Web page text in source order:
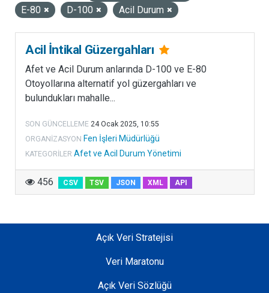
E-80
D-100 Acil Durum
Acil İntikal Güzergahları
Afet ve Acil Durum anlarında D-100 ve E-80
Otoyollarına alternatif yol güzergahları ve
bulundukları mahalle...
SON GÜNCELLEME 24 Ocak 2025, 10:55
ORGANIZASYON Fen İşleri Müdürlüğü
KATEGORILER Afet ve Acil Durum Yönetimi
456 CSV TSV JSON XML API
Açık Veri Stratejisi
Veri Maratonu
Açık Veri Sözlüğü